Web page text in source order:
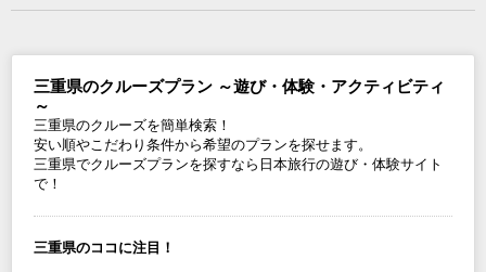
三重県のクルーズプラン ～遊び・体験・アクティビティ
～
三重県のクルーズを簡単検索！
安い順やこだわり条件から希望のプランを探せます。
三重県でクルーズプランを探すなら日本旅行の遊び・体験サイト
で！
三重県のココに注目！